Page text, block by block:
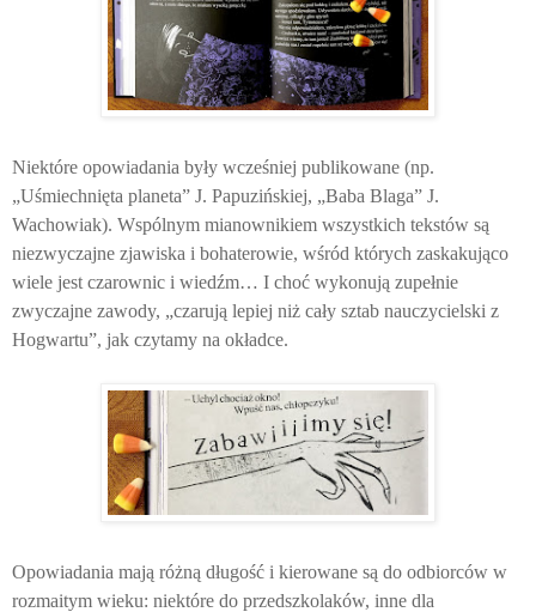
Niektóre opowiadania były wcześniej publikowane (np.
„Uśmiechnięta planeta” J. Papuzińskiej, „Baba Blaga” J.
Wachowiak). Wspólnym mianownikiem wszystkich tekstów są
niezwyczajne zjawiska i bohaterowie, wśród których zaskakująco
wiele jest czarownic i wiedźm… I choć wykonują zupełnie
zwyczajne zawody, „czarują lepiej niż cały sztab nauczycielski z
Hogwartu”, jak czytamy na okładce.
Opowiadania mają różną długość i kierowane są do odbiorców w
rozmaitym wieku: niektóre do przedszkolaków, inne dla